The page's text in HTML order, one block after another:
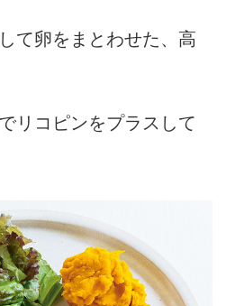
て卵をまとわせた、高
リコピンをプラスして